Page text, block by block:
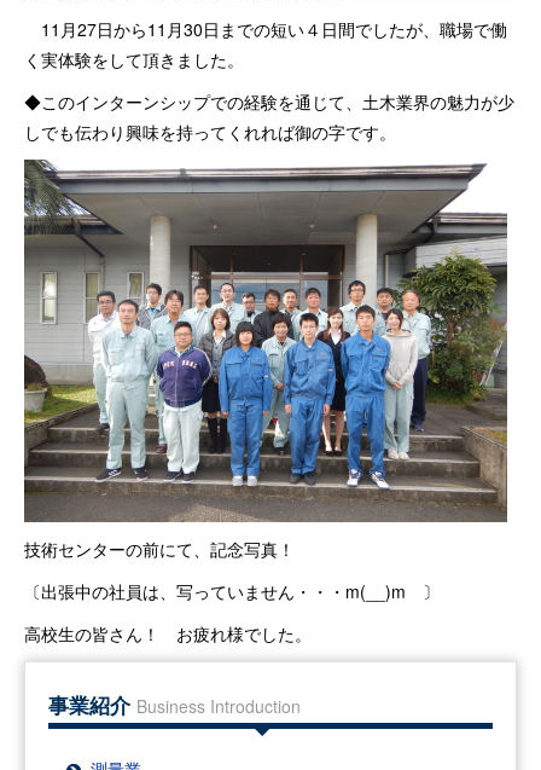
お問い合わせ
求人
11月27日から11月30日までの短い４日間でしたが、職場で働
く実体験をして頂きました。
◆このインターンシップでの経験を通じて、土木業界の魅力が少
しでも伝わり興味を持ってくれれば御の字です。
技術センターの前にて、記念写真！
〔出張中の社員は、写っていません・・・m(__)m 〕
高校生の皆さん！ お疲れ様でした。
事業紹介 Business Introduction